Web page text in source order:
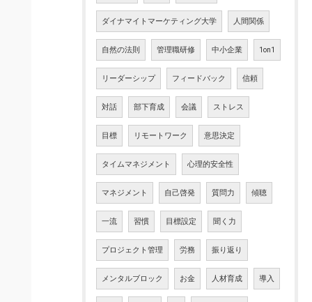
ダイナマイトマーケティング大学 人間関係
自然の法則 管理職研修 中小企業 1on1
リーダーシップ フィードバック 信頼
対話 部下育成 会議 ストレス
目標 リモートワーク 意思決定
タイムマネジメント 心理的安全性
マネジメント 自己啓発 質問力 傾聴
一流 習慣 目標設定 聞く力
プロジェクト管理 労務 振り返り
メンタルブロック お金 人材育成 導入